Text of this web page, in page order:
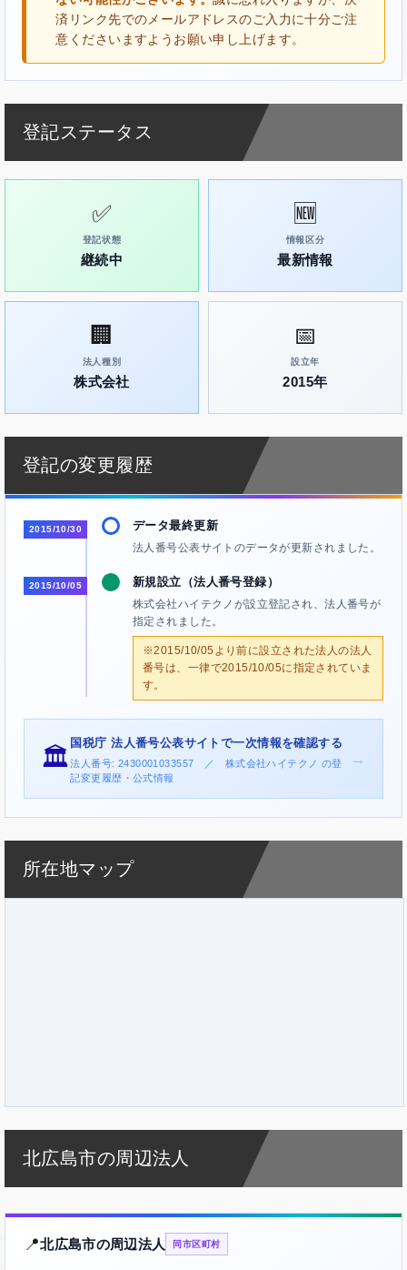
済リンク先でのメールアドレスのご入力に十分ご注
意くださいますようお願い申し上げます。
登記ステータス
✅
登記状態
継続中
🆕
情報区分
最新情報
🏢
法人種別
株式会社
📅
設立年
2015年
登記の変更履歴
2015/10/30 データ最終更新
法人番号公表サイトのデータが更新されました。
2015/10/05 新規設立（法人番号登録）
株式会社ハイテクノが設立登記され、法人番号が
指定されました。
※2015/10/05より前に設立された法人の法人
番号は、一律で2015/10/05に指定されていま
す。
🏛️
国税庁 法人番号公表サイトで一次情報を確認する
法人番号: 2430001033557 ／ 株式会社ハイテクノ の登
記変更履歴・公式情報
→
所在地マップ
北広島市の周辺法人
📍北広島市の周辺法人 同市区町村